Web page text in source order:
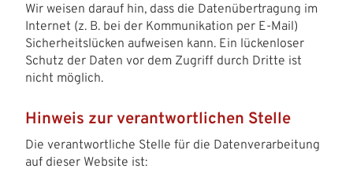
Wir weisen darauf hin, dass die Datenübertragung im
Internet (z. B. bei der Kommunikation per E-Mail)
Sicherheitslücken aufweisen kann. Ein lückenloser
Schutz der Daten vor dem Zugriff durch Dritte ist
nicht möglich.
Hinweis zur verantwortlichen Stelle
Die verantwortliche Stelle für die Datenverarbeitung
auf dieser Website ist: